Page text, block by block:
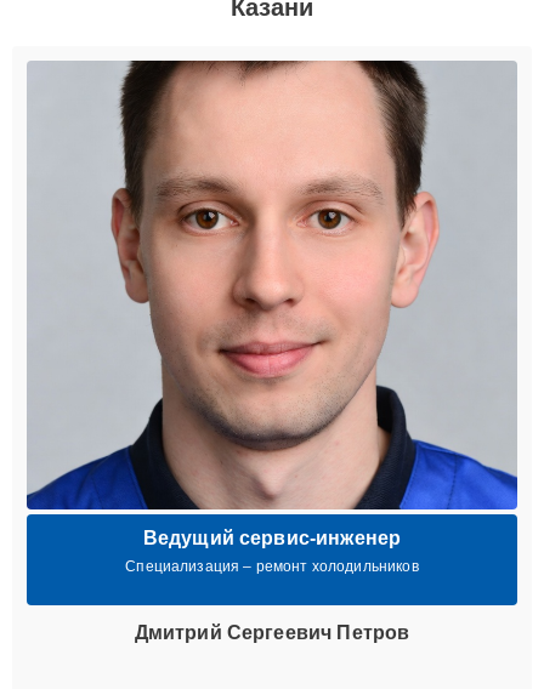
Казани
Ведущий сервис-инженер
Специализация – ремонт холодильников
Дмитрий Сергеевич Петров